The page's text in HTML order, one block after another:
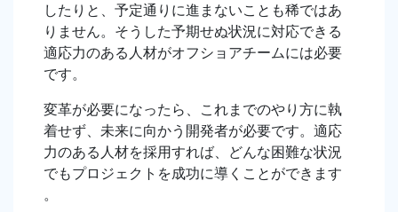
したりと、予定通りに進まないことも稀ではあ
りません。そうした予期せぬ状況に対応できる
適応力のある人材がオフショアチームには必要
です。
変革が必要になったら、これまでのやり方に執
着せず、未来に向かう開発者が必要です。適応
力のある人材を採用すれば、どんな困難な状況
でもプロジェクトを成功に導くことができます
。